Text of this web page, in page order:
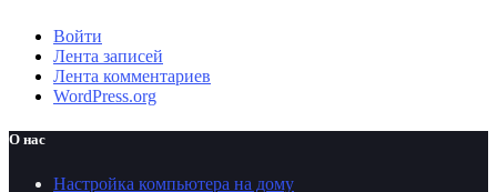
Войти
Лента записей
Лента комментариев
WordPress.org
О нас
Настройка компьютера на дому